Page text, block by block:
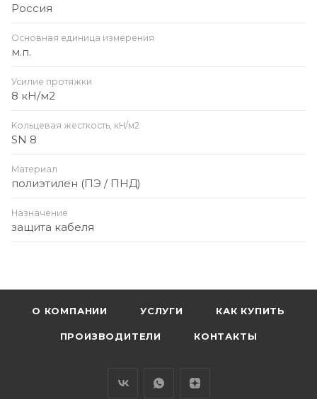
Россия
Основная единица измерения
м.п.
Усилие протяжки
8 кН/м2
Кольцевая жесткость, кН/м2
SN 8
Материал
полиэтилен (ПЭ / ПНД)
Назначение
защита кабеля
О КОМПАНИИ УСЛУГИ КАК КУПИТЬ
ПРОИЗВОДИТЕЛИ КОНТАКТЫ